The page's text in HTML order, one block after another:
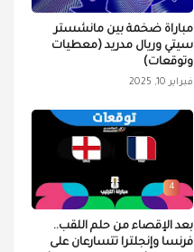
مباراة ضخمة بين مانشستر
سيتي وريال مدريد (معطيات
وتوقعات)
فبراير 10, 2025
4
بعد الإقصاء من حلم اللقب..
فرنسا وإنجلترا تتسارعان على